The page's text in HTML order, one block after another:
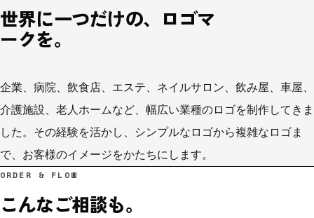
世界に一つだけの、ロゴマ
ークを。
企業、病院、飲食店、エステ、ネイルサロン、飲み屋、車屋、
介護施設、老人ホームなど、幅広い業種のロゴを制作してきま
した。その経験を活かし、シンプルなロゴから複雑なロゴま
で、お客様のイメージをかたちにします。
ORDER & FLOW
こんなご相談も。